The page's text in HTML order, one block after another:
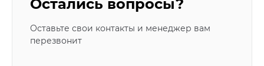
Остались вопросы?
Оставьте свои контакты и менеджер вам
перезвонит